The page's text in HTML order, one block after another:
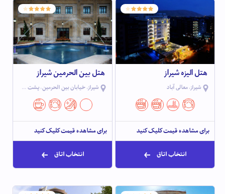
هتل الیزه شیراز
شیراز، معالی آباد
برای مشاهده قیمت کلیک کنید
انتخاب اتاق
هتل بین الحرمین شیراز
شیراز، خیابان بین الحرمین، پشت حرم شاه چراغ
برای مشاهده قیمت کلیک کنید
انتخاب اتاق